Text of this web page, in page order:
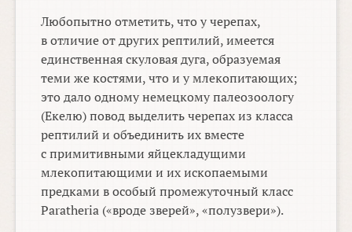
Любопытно отметить, что у черепах,
в отличие от других рептилий, имеется
единственная скуловая дуга, образуемая
теми же костями, что и у млекопитающих;
это дало одному немецкому палеозоологу
(Екелю) повод выделить черепах из класса
рептилий и объединить их вместе
с примитивными яйцекладущими
млекопитающими и их ископаемыми
предками в особый промежуточный класс
Paratheria («вроде зверей», «полузвери»).